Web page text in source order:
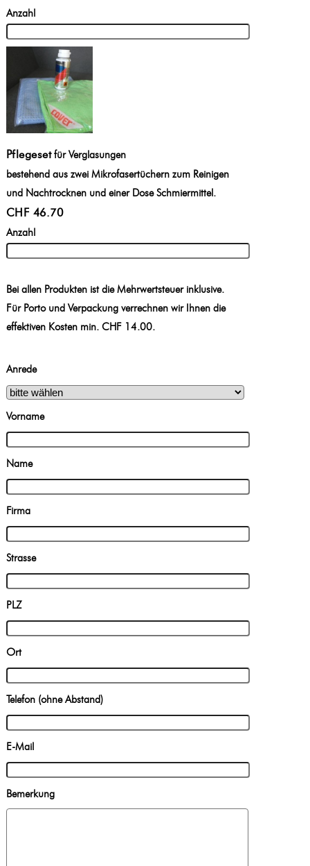
Anzahl
Pflegesetfür Verglasungen
bestehend aus zwei Mikrofasertüchern zum Reinigen
und Nachtrocknen und einer Dose Schmiermittel.
CHF 46.70
Anzahl
Bei allen Produkten ist die Mehrwertsteuer inklusive.
Für Porto und Verpackung verrechnen wir Ihnen die
effektiven Kosten min. CHF 14.00.
Anrede
Vorname
Name
Firma
Strasse
PLZ
Ort
Telefon (ohne Abstand)
E-Mail
Bemerkung